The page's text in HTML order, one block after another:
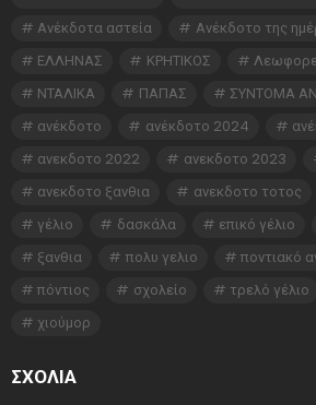
Ανέκδοτα αστεία
Ανέκδοτο της
ΕΛΛΗΝΑΣ
ΚΡΗΤΙΚΟΣ
ΝΤΑΛΙΚΑ
ΠΑΠΑΣ ΣΥΝΤΟΜΑ
ανέκδοτο
ανέκδοτο 2024
ανεκδοτο 2022
ανεκδοτο 2023
ανεκδοτο ξανθια
ανεκδοτο τοτος
γέλιο
δασκάλα επικό γέλιο
ξανθια
πολυ γελιο
ποντιακό
πόντιος
σχολείο τρελό γέλιο
χιούμορ
ΣΧΌΛΙΑ